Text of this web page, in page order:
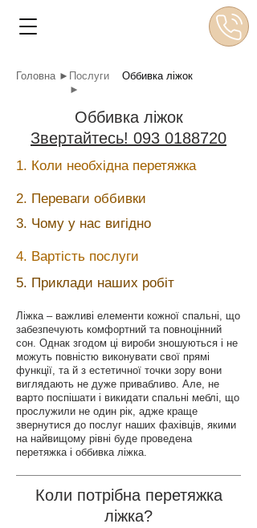
Головна ► Послуги
►
Оббивка ліжок
Оббивка ліжок
Звертайтесь! 093 0188720
1. Коли необхідна перетяжка
2. Переваги оббивки
3. Чому у нас вигідно
4. Вартість послуги
5. Приклади наших робіт
Ліжка – важливі елементи кожної спальні, що
забезпечують комфортний та повноцінний
сон. Однак згодом ці вироби зношуються і не
можуть повністю виконувати свої прямі
функції, та й з естетичної точки зору вони
виглядають не дуже привабливо. Але, не
варто поспішати і викидати спальні меблі, що
прослужили не один рік, адже краще
звернутися до послуг наших фахівців, якими
на найвищому рівні буде проведена
перетяжка і оббивка ліжка.
Коли потрібна перетяжка
ліжка?